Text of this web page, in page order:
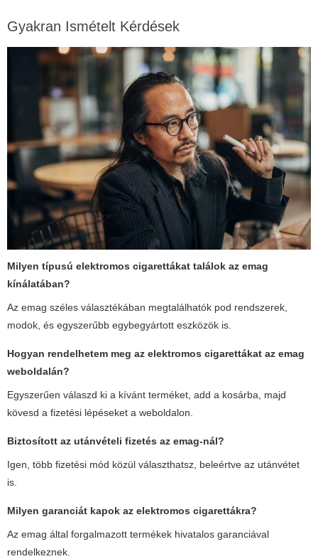
Gyakran Ismételt Kérdések
Milyen típusú elektromos cigarettákat találok az emag
kínálatában?
Az emag széles választékában megtalálhatók pod rendszerek,
modok, és egyszerűbb egybegyártott eszközök is.
Hogyan rendelhetem meg az elektromos cigarettákat az emag
weboldalán?
Egyszerűen válaszd ki a kívánt terméket, add a kosárba, majd
kövesd a fizetési lépéseket a weboldalon.
Biztosított az utánvételi fizetés az emag-nál?
Igen, több fizetési mód közül választhatsz, beleértve az utánvétet
is.
Milyen garanciát kapok az elektromos cigarettákra?
Az emag által forgalmazott termékek hivatalos garanciával
rendelkeznek.